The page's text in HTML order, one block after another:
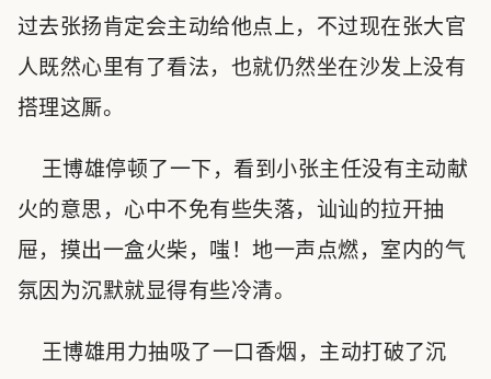
过去张扬肯定会主动给他点上，不过现在张大官
人既然心里有了看法，也就仍然坐在沙发上没有
搭理这厮。
王博雄停顿了一下，看到小张主任没有主动献
火的意思，心中不免有些失落，讪讪的拉开抽
屉，摸出一盒火柴，嗤！地一声点燃，室内的气
氛因为沉默就显得有些冷清。
王博雄用力抽吸了一口香烟，主动打破了沉